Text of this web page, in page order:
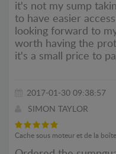
it's not my sump
to have easier
looking forward to
worth having the
it's a small price to
2017-01-30 09:38:57
SIMON TAYLOR
Cache sous moteur et de la